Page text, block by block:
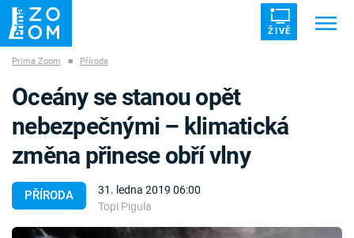
ŽIVĚ
ZÁHADY VETŘELCI DÁVNOVĚKU
Témata
Prima Zoom ■ Příroda
PŘÍRODA
31. ledna 2019 06:00
Topi Pigula
Oceány se stanou opět
nebezpečnými – klimatická
změna přinese obří vlny